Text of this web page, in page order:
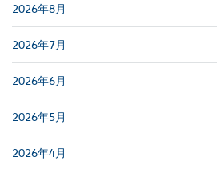
2026年8月
2026年7月
2026年6月
2026年5月
2026年4月